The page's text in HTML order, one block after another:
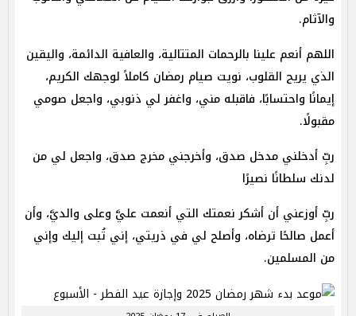
والآثام.
اللهم أنعم علينا بالرحمات المتتالية، والعافية الدائمة، واليقين
الذي يريح القلوب، نويت صيام رمضان كاملاً لوجهك الكريم،
إيمانًا واحتسابًا، فاقبله مني، واغفر لي ذنوبي، واجعل صومي
مقبولًا.
ربِّ أدخلني مدخل صدق، وأخرجني مخرج صدق، واجعل لي من
لدنك سلطانًا نصيرًا
ربِّ أوزعني أن أشكر نعمتك التي أنعمت عليَّ وعلى والديَّ، وأن
أعمل صالحًا ترضاه، وأصلح لي في ذريتي، إني تُبت إليك وإني
من المسلمين.